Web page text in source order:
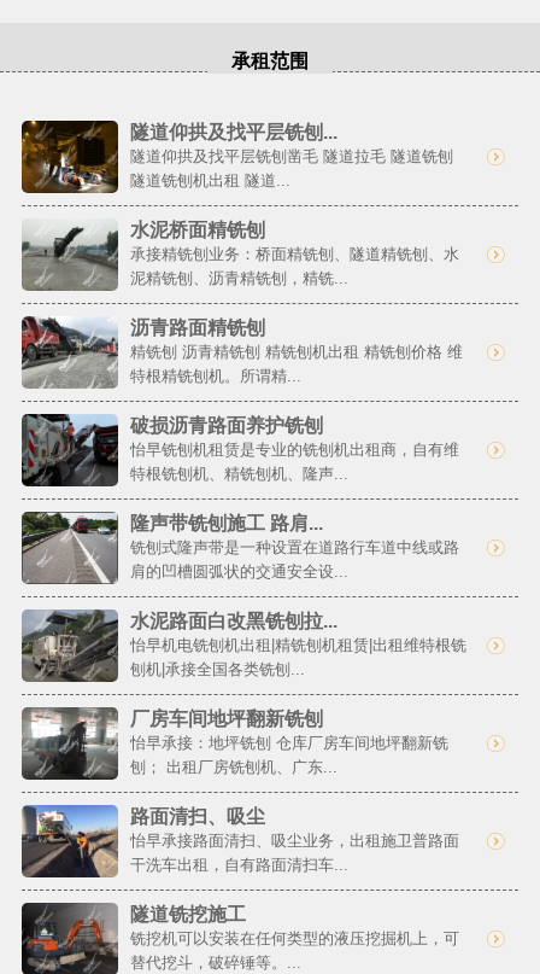
承租范围
隧道仰拱及找平层铣刨...
隧道仰拱及找平层铣刨凿毛 隧道拉毛 隧道铣刨
隧道铣刨机出租 隧道...
水泥桥面精铣刨
承接精铣刨业务：桥面精铣刨、隧道精铣刨、水
泥精铣刨、沥青精铣刨，精铣...
沥青路面精铣刨
精铣刨 沥青精铣刨 精铣刨机出租 精铣刨价格 维
特根精铣刨机。所谓精...
破损沥青路面养护铣刨
怡早铣刨机租赁是专业的铣刨机出租商，自有维
特根铣刨机、精铣刨机、隆声...
隆声带铣刨施工 路肩...
铣刨式隆声带是一种设置在道路行车道中线或路
肩的凹槽圆弧状的交通安全设...
水泥路面白改黑铣刨拉...
怡早机电铣刨机出租|精铣刨机租赁|出租维特根铣
刨机|承接全国各类铣刨...
厂房车间地坪翻新铣刨
怡早承接：地坪铣刨 仓库厂房车间地坪翻新铣
刨； 出租厂房铣刨机、广东...
路面清扫、吸尘
怡早承接路面清扫、吸尘业务，出租施卫普路面
干洗车出租，自有路面清扫车...
隧道铣挖施工
铣挖机可以安装在任何类型的液压挖掘机上，可
替代挖斗，破碎锤等。...